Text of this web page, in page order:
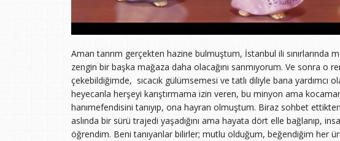
Aman tanrım gerçekten hazine bulmuştum, İstanbul ili sınırlarında
zengin bir başka mağaza daha olacağını sanmıyorum. Ve sonra o
çekebildiğimde, sıcacık gülümsemesi ve tatlı diliyle bana yardımcı
heyecanla herşeyi karıştırmama izin veren, bu minyon ama
hanımefendisini tanıyıp, ona hayran olmuştum. Biraz sohbet
aslında bir sürü trajedi yaşadığını ama hayata dört elle bağlanıp,
öğrendim. Beni tanıyanlar bilirler; mutlu olduğum, beğendiğim her